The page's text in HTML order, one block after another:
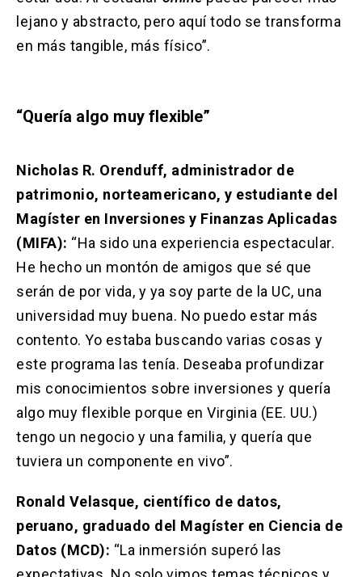
lejano y abstracto, pero aquí todo se transforma
en más tangible, más físico”.
“Quería algo muy flexible”
Nicholas R. Orenduff, administrador de
patrimonio, norteamericano, y estudiante del
Magíster en Inversiones y Finanzas Aplicadas
(MIFA): “Ha sido una experiencia espectacular.
He hecho un montón de amigos que sé que
serán de por vida, y ya soy parte de la UC, una
universidad muy buena. No puedo estar más
contento. Yo estaba buscando varias cosas y
este programa las tenía. Deseaba profundizar
mis conocimientos sobre inversiones y quería
algo muy flexible porque en Virginia (EE. UU.)
tengo un negocio y una familia, y quería que
tuviera un componente en vivo”.
Ronald Velasque, científico de datos,
peruano, graduado del Magíster en Ciencia de
Datos (MCD): “La inmersión superó las